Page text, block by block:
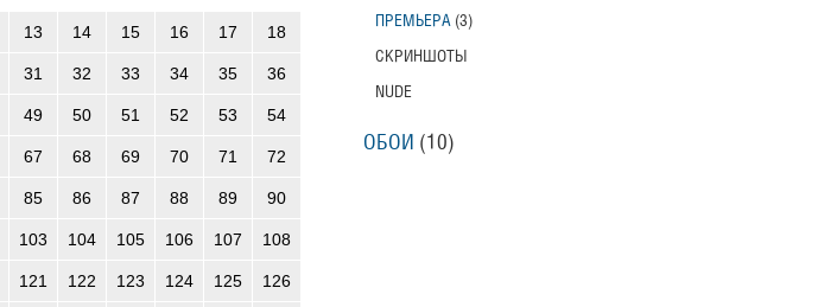
13 14 15 16 17 18
31 32 33 34 35 36
49 50 51 52 53 54
67 68 69 70 71 72
85 86 87 88 89 90
103 104 105 106 107 108
121 122 123 124 125 126
ПРЕМЬЕРА (3)
СКРИНШОТЫ
NUDE
ОБОИ (10)